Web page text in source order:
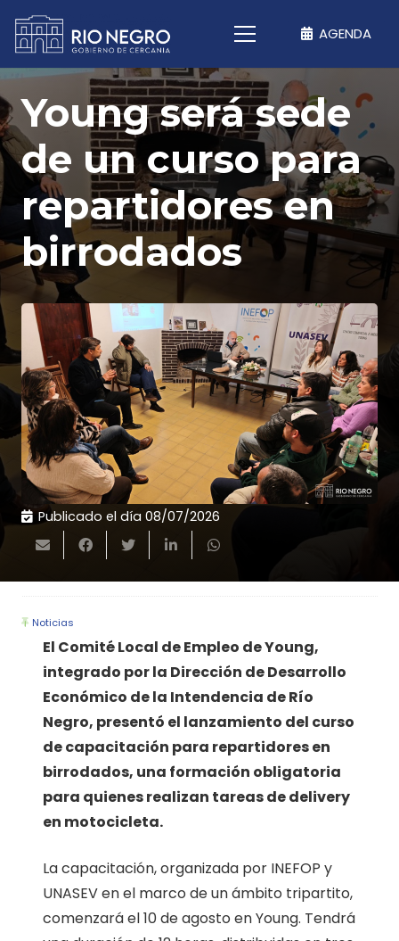
AGENDA
Young será sede
de un curso para
repartidores en
birrodados
Publicado el día 08/07/2026
Noticias
El Comité Local de Empleo de Young,
integrado por la Dirección de Desarrollo
Económico de la Intendencia de Río
Negro, presentó el lanzamiento del curso
de capacitación para repartidores en
birrodados, una formación obligatoria
para quienes realizan tareas de delivery
en motocicleta.
La capacitación, organizada por INEFOP y
UNASEV en el marco de un ámbito tripartito,
comenzará el 10 de agosto en Young. Tendrá